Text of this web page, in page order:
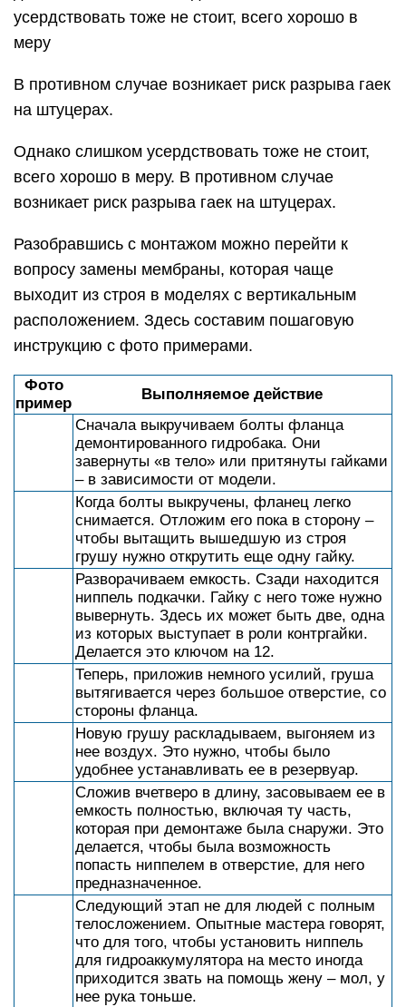
усердствовать тоже не стоит, всего хорошо в
меру
В противном случае возникает риск разрыва гаек
на штуцерах.
Однако слишком усердствовать тоже не стоит,
всего хорошо в меру. В противном случае
возникает риск разрыва гаек на штуцерах.
Разобравшись с монтажом можно перейти к
вопросу замены мембраны, которая чаще
выходит из строя в моделях с вертикальным
расположением. Здесь составим пошаговую
инструкцию с фото примерами.
Фото
пример
Выполняемое действие
Сначала выкручиваем болты фланца
демонтированного гидробака. Они
завернуты «в тело» или притянуты гайками
– в зависимости от модели.
Когда болты выкручены, фланец легко
снимается. Отложим его пока в сторону –
чтобы вытащить вышедшую из строя
грушу нужно открутить еще одну гайку.
Разворачиваем емкость. Сзади находится
ниппель подкачки. Гайку с него тоже нужно
вывернуть. Здесь их может быть две, одна
из которых выступает в роли контргайки.
Делается это ключом на 12.
Теперь, приложив немного усилий, груша
вытягивается через большое отверстие, со
стороны фланца.
Новую грушу раскладываем, выгоняем из
нее воздух. Это нужно, чтобы было
удобнее устанавливать ее в резервуар.
Сложив вчетверо в длину, засовываем ее в
емкость полностью, включая ту часть,
которая при демонтаже была снаружи. Это
делается, чтобы была возможность
попасть ниппелем в отверстие, для него
предназначенное.
Следующий этап не для людей с полным
телосложением. Опытные мастера говорят,
что для того, чтобы установить ниппель
для гидроаккумулятора на место иногда
приходится звать на помощь жену – мол, у
нее рука тоньше.